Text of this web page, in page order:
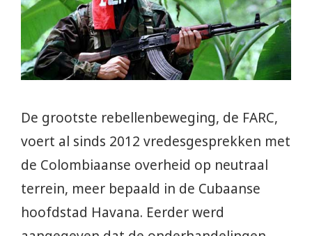
De grootste rebellenbeweging, de FARC,
voert al sinds 2012 vredesgesprekken met
de Colombiaanse overheid op neutraal
terrein, meer bepaald in de Cubaanse
hoofdstad Havana. Eerder werd